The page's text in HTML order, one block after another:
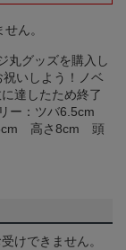
ん。
丸グッズを購入し
いしよう！ノベ
達したため終了
ー：ツバ6.5cm
高さ8cm 頭
けできません。